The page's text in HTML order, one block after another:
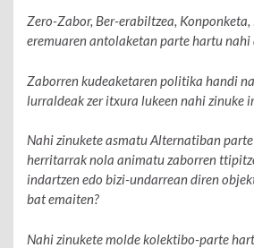
Zero-Zabor, Ber-erabiltzea,
eremuaren antolaketan parte hartu nahi
Zaborren kudeaketaren politika handi
lurraldeak zer itxura lukeen nahi zinuke
Nahi zinukete asmatu Alternatiban
herritarrak nola animatu zaborren
indartzen edo bizi-undarrean diren
bat emaiten?
Nahi zinukete molde kolektibo-parte